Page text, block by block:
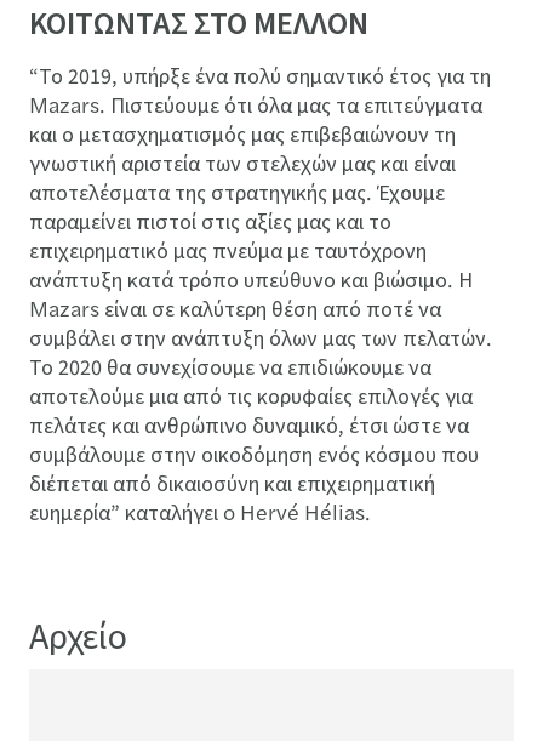
ΚΟΙΤΩΝΤΑΣ ΣΤΟ ΜΕΛΛΟΝ
“Το 2019, υπήρξε ένα πολύ σημαντικό έτος για τη
Mazars. Πιστεύουμε ότι όλα μας τα επιτεύγματα
και ο μετασχηματισμός μας επιβεβαιώνουν τη
γνωστική αριστεία των στελεχών μας και είναι
αποτελέσματα της στρατηγικής μας. Έχουμε
παραμείνει πιστοί στις αξίες μας και το
επιχειρηματικό μας πνεύμα με ταυτόχρονη
ανάπτυξη κατά τρόπο υπεύθυνο και βιώσιμο. Η
Mazars είναι σε καλύτερη θέση από ποτέ να
συμβάλει στην ανάπτυξη όλων μας των πελατών.
Το 2020 θα συνεχίσουμε να επιδιώκουμε να
αποτελούμε μια από τις κορυφαίες επιλογές για
πελάτες και ανθρώπινο δυναμικό, έτσι ώστε να
συμβάλουμε στην οικοδόμηση ενός κόσμου που
διέπεται από δικαιοσύνη και επιχειρηματική
ευημερία” καταλήγει o Hervé Hélias.
Αρχείο